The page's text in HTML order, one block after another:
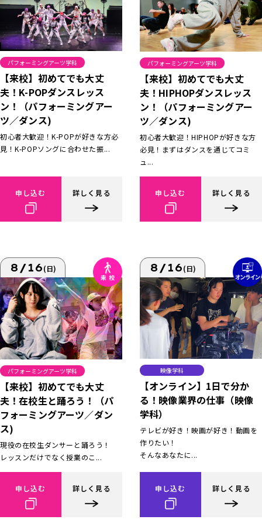
パフォーミングアーツ学科
【来校】初めてでも大丈
夫！K-POPダンスレッス
ン！（パフォーミングアー
ツ／ダンス)
初心者大歓迎！K-POPが好きな方必
見！K-POPソングに合わせた振...
申し込む 詳しく見る
パフォーミングアーツ学科
【来校】初めてでも大丈
夫！HIPHOPダンスレッス
ン！（パフォーミングアー
ツ／ダンス)
初心者大歓迎！HIPHOPが好きな方
必見！まずはダンスを通じてコミ
ュ...
申し込む 詳しく見る
8/16(日)
パフォーミングアーツ学科
【来校】初めてでも大丈
夫！在校生と踊ろう！（パ
フォーミングアーツ／ダン
ス)
現役の在校生ダンサーと踊ろう！
レッスンだけでなく授業のこ...
申し込む 詳しく見る
8/16(日)
映像学科
【オンライン】1日で分か
る！映像業界の仕事（映像
学科）
テレビが好き！映画が好き！動画を
作りたい！
そんなあなたに...
申し込む 詳しく見る